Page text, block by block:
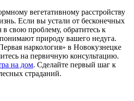
вегетативному расстройству
Если вы устали от бесконечных
свою проблему, обратитесь к
природу вашего недуга.
наркология» в Новокузнецке
на первичную консультацию.
на дом. Сделайте первый шаг к
страданий.